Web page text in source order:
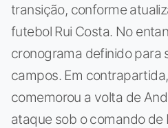
transição, conforme
futebol Rui Costa. No
cronograma definido para
campos. Em
comemorou a volta de
ataque sob o comando de